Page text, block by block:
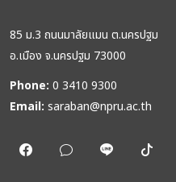
85 ม.3 ถนนมาลัยแมน ต.นครปฐม
อ.เมือง จ.นครปฐม 73000
Phone: 0 3410 9300
Email: saraban@npru.ac.th